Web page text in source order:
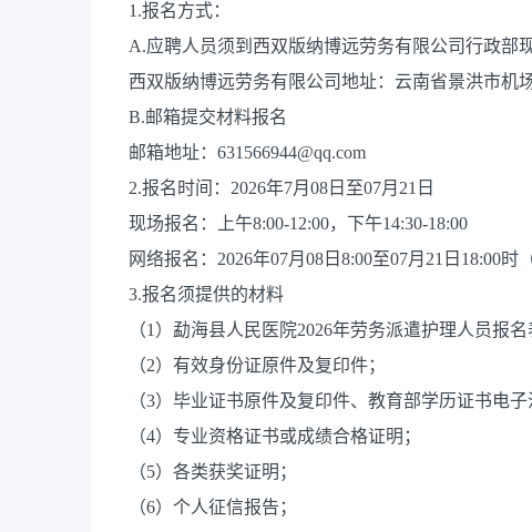
1.报名方式：
A.应聘人员须到西双版纳博远劳务有限公司行政部
西双版纳博远劳务有限公司地址：云南省景洪市机
B.邮箱提交材料报名
邮箱地址：631566944@qq.com
2.报名时间：2026年7月08日至07月21日
现场报名：上午8:00-12:00，下午14:30-18:00
网络报名：2026年07月08日8:00至07月21日18:00
3.报名须提供的材料
（1）勐海县人民医院2026年劳务派遣护理人员报
（2）有效身份证原件及复印件；
（3）毕业证书原件及复印件、教育部学历证书电子
（4）专业资格证书或成绩合格证明；
（5）各类获奖证明；
（6）个人征信报告；